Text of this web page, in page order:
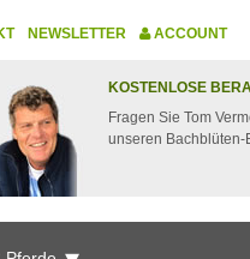
NEWSLETTER ACCOUNT
KOSTENLOSE
Fragen Sie Tom
unseren Bachblüten-